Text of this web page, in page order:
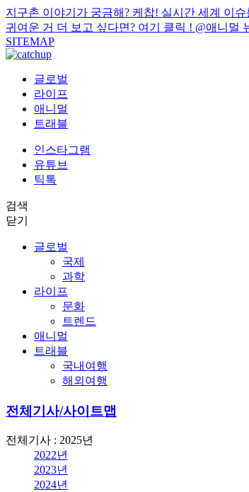
지구촌 이야기가 궁금해? 케찹! 실시간 세계 이
귀여운 거 더 보고 싶다면? 여기 클릭 ! @애니멀
SITEMAP
글로벌
라이프
애니멀
트래블
인스타그램
유튜브
틱톡
검색
닫기
글로벌
국제
과학
라이프
문화
트렌드
애니멀
트래블
국내여행
해외여행
전체기사/사이트맵
전체기사 : 2025년
2022년
2023년
2024년